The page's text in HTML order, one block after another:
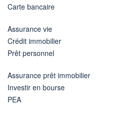
Carte bancaire
Assurance vie
Crédit immobilier
Prêt personnel
Assurance prêt immobilier
Investir en bourse
PEA